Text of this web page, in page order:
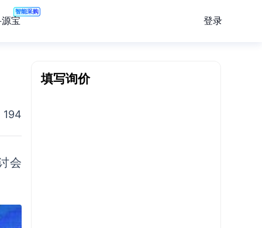
宝
智能采购
登录
194
会
填写询价